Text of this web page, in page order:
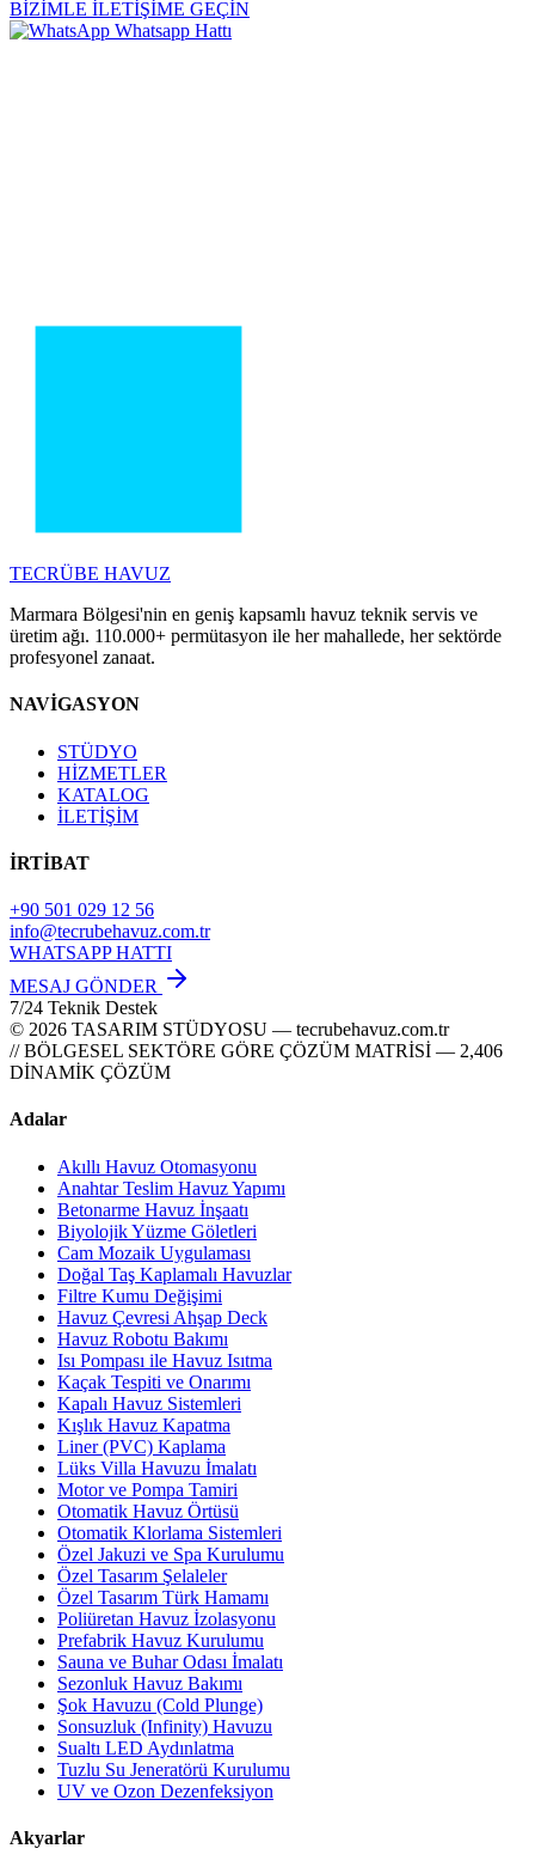
BİZİMLE İLETİŞİME GEÇİN
Whatsapp Hattı
TECRÜBE HAVUZ
Marmara Bölgesi'nin en geniş kapsamlı havuz teknik servis ve
üretim ağı. 110.000+ permütasyon ile her mahallede, her sektörde
profesyonel zanaat.
NAVİGASYON
STÜDYO
HİZMETLER
KATALOG
İLETİŞİM
İRTİBAT
+90 501 029 12 56
info@tecrubehavuz.com.tr
WHATSAPP HATTI
MESAJ GÖNDER
7/24 Teknik Destek
© 2026 TASARIM STÜDYOSU — tecrubehavuz.com.tr
// BÖLGESEL SEKTÖRE GÖRE ÇÖZÜM MATRİSİ — 2,406
DİNAMİK ÇÖZÜM
Adalar
Akıllı Havuz Otomasyonu
Anahtar Teslim Havuz Yapımı
Betonarme Havuz İnşaatı
Biyolojik Yüzme Göletleri
Cam Mozaik Uygulaması
Doğal Taş Kaplamalı Havuzlar
Filtre Kumu Değişimi
Havuz Çevresi Ahşap Deck
Havuz Robotu Bakımı
Isı Pompası ile Havuz Isıtma
Kaçak Tespiti ve Onarımı
Kapalı Havuz Sistemleri
Kışlık Havuz Kapatma
Liner (PVC) Kaplama
Lüks Villa Havuzu İmalatı
Motor ve Pompa Tamiri
Otomatik Havuz Örtüsü
Otomatik Klorlama Sistemleri
Özel Jakuzi ve Spa Kurulumu
Özel Tasarım Şelaleler
Özel Tasarım Türk Hamamı
Poliüretan Havuz İzolasyonu
Prefabrik Havuz Kurulumu
Sauna ve Buhar Odası İmalatı
Sezonluk Havuz Bakımı
Şok Havuzu (Cold Plunge)
Sonsuzluk (Infinity) Havuzu
Sualtı LED Aydınlatma
Tuzlu Su Jeneratörü Kurulumu
UV ve Ozon Dezenfeksiyon
Akyarlar